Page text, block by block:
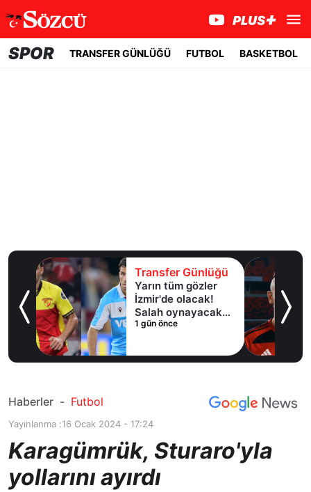
SPOR TRANSFER GÜNLÜĞÜ FUTBOL BASKETBOL
Transfer Günlüğü
Yarın tüm gözler
İzmir'de olacak!
Salah oynayacak
mı?
1 gün önce
Transfer
Serdar
yeni adresi belli
oldu
1 gün önce
Haberler - Futbol
Yayınlanma :16 Ocak 2024 - 17:24
Karagümrük, Sturaro'yla
yollarını ayırdı